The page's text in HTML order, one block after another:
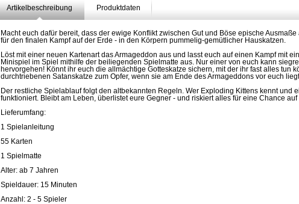
Artikelbeschreibung
Produktdaten
Macht euch dafür bereit, dass der ewige Konflikt zwischen Gut und Böse epische
für den finalen Kampf auf der Erde - in den Körpern pummelig-gemütlicher Hauskatzen.
Löst mit einer neuen Kartenart das Armageddon aus und lasst euch auf einen Kampf mit
Minispiel im Spiel mithilfe der beiliegenden Spielmatte aus. Nur einer von euch kann
hervorgehen! Könnt ihr euch die allmächtige Gotteskatze sichern, mit der ihr fast alles tun
durchtriebenen Satanskatze zum Opfer, wenn sie am Ende des Armageddons vor euch
Der restliche Spielablauf folgt den altbekannten Regeln. Wer Exploding Kittens kennt und
funktioniert. Bleibt am Leben, überlistet eure Gegner - und riskiert alles für eine Chance
Lieferumfang:
1 Spielanleitung
55 Karten
1 Spielmatte
Alter: ab 7 Jahren
Spieldauer: 15 Minuten
Anzahl: 2 - 5 Spieler